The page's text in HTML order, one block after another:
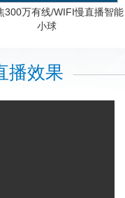
300万有线/WIFI慢直播智能
小球
播效果